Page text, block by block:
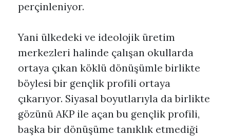
perçinleniyor.
Yani ülkedeki ve ideolojik üretim
merkezleri halinde çalışan okullarda
ortaya çıkan köklü dönüşümle birlikte
böylesi bir gençlik profili ortaya
çıkarıyor. Siyasal boyutlarıyla da birlikte
gözünü AKP ile açan bu gençlik profili,
başka bir dönüşüme tanıklık etmediği